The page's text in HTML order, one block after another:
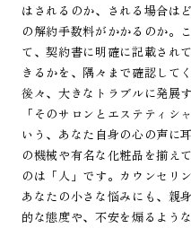
はされるのか、される場合は
の解約手数料がかかるのか。
て、契約書に明確に記載され
きるかを、隅々まで確認して
後々、大きなトラブルに発展
「そのサロンとエステティシ
いう、あなた自身の心の声に
の機械や有名な化粧品を揃え
のは「人」です。カウンセリ
あなたの小さな悩みにも、親
的な態度や、不安を煽るよう